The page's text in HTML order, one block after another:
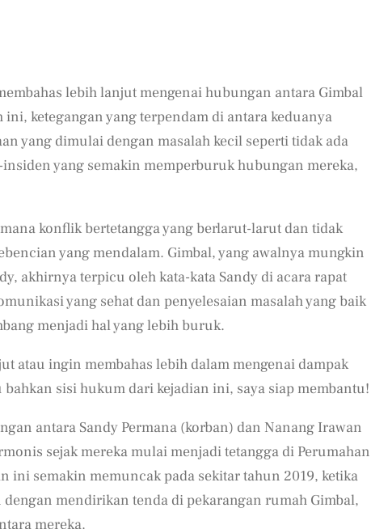
lebih lanjut mengenai hubungan antara Gimbal
ketegangan yang terpendam di antara keduanya
yang dimulai dengan masalah kecil seperti tidak ada
yang semakin memperburuk hubungan mereka,
konflik bertetangga yang berlarut-larut dan tidak
yang mendalam. Gimbal, yang awalnya mungkin
akhirnya terpicu oleh kata-kata Sandy di acara rapat
yang sehat dan penyelesaian masalah yang baik
menjadi hal yang lebih buruk.
atau ingin membahas lebih dalam mengenai dampak
sisi hukum dari kejadian ini, saya siap membantu!
antara Sandy Permana (korban) dan Nanang Irawan
sejak mereka mulai menjadi tetangga di Perumahan
ini semakin memuncak pada sekitar tahun 2019, ketika
mendirikan tenda di pekarangan rumah Gimbal,
mereka.